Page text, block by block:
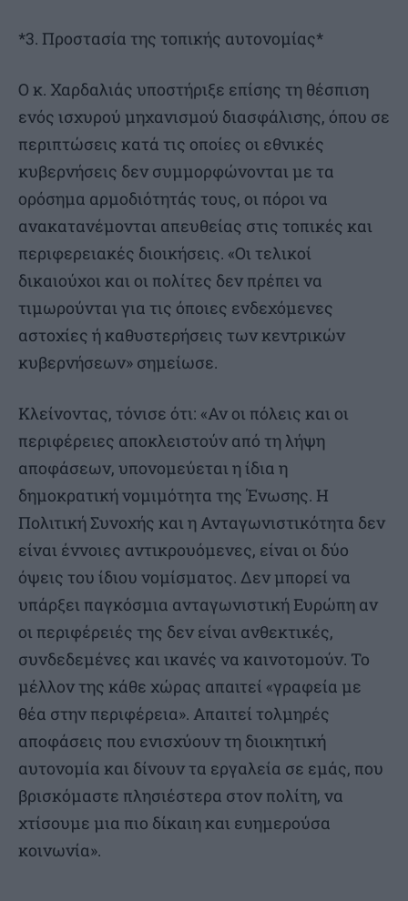
*3. Προστασία της τοπικής αυτονομίας*
Ο κ. Χαρδαλιάς υποστήριξε επίσης τη θέσπιση
ενός ισχυρού μηχανισμού διασφάλισης, όπου σε
περιπτώσεις κατά τις οποίες οι εθνικές
κυβερνήσεις δεν συμμορφώνονται με τα
ορόσημα αρμοδιότητάς τους, οι πόροι να
ανακατανέμονται απευθείας στις τοπικές και
περιφερειακές διοικήσεις. «Οι τελικοί
δικαιούχοι και οι πολίτες δεν πρέπει να
τιμωρούνται για τις όποιες ενδεχόμενες
αστοχίες ή καθυστερήσεις των κεντρικών
κυβερνήσεων» σημείωσε.
Κλείνοντας, τόνισε ότι: «Αν οι πόλεις και οι
περιφέρειες αποκλειστούν από τη λήψη
αποφάσεων, υπονομεύεται η ίδια η
δημοκρατική νομιμότητα της Ένωσης. Η
Πολιτική Συνοχής και η Ανταγωνιστικότητα δεν
είναι έννοιες αντικρουόμενες, είναι οι δύο
όψεις του ίδιου νομίσματος. Δεν μπορεί να
υπάρξει παγκόσμια ανταγωνιστική Ευρώπη αν
οι περιφέρειές της δεν είναι ανθεκτικές,
συνδεδεμένες και ικανές να καινοτομούν. Το
μέλλον της κάθε χώρας απαιτεί «γραφεία με
θέα στην περιφέρεια». Απαιτεί τολμηρές
αποφάσεις που ενισχύουν τη διοικητική
αυτονομία και δίνουν τα εργαλεία σε εμάς, που
βρισκόμαστε πλησιέστερα στον πολίτη, να
χτίσουμε μια πιο δίκαιη και ευημερούσα
κοινωνία».